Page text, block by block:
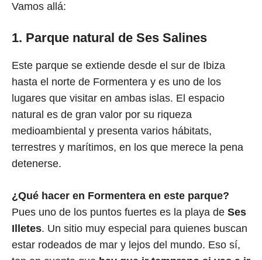
Vamos allá:
1. Parque natural de Ses Salines
Este parque se extiende desde el sur de Ibiza
hasta el norte de Formentera y es uno de los
lugares que visitar en ambas islas. El espacio
natural es de gran valor por su riqueza
medioambiental y presenta varios hábitats,
terrestres y marítimos, en los que merece la pena
detenerse.
¿Qué hacer en Formentera en este parque?
Pues uno de los puntos fuertes es la playa de Ses
Illetes. Un sitio muy especial para quienes buscan
estar rodeados de mar y lejos del mundo. Eso sí,